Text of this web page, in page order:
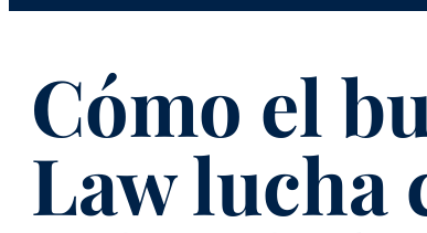
Cómo el
Law lucha